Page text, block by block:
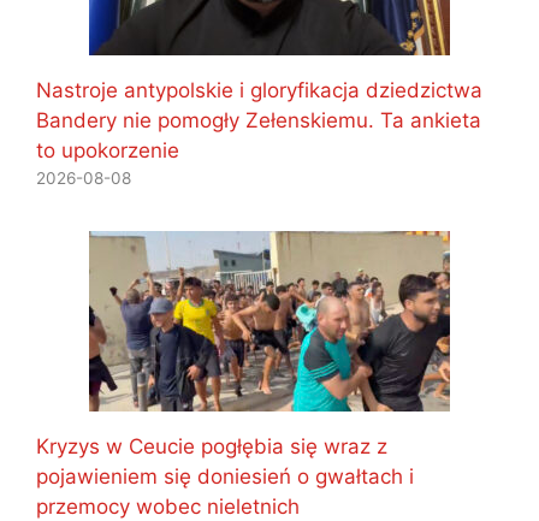
Nastroje antypolskie i gloryfikacja dziedzictwa
Bandery nie pomogły Zełenskiemu. Ta ankieta
to upokorzenie
2026-08-08
Kryzys w Ceucie pogłębia się wraz z
pojawieniem się doniesień o gwałtach i
przemocy wobec nieletnich